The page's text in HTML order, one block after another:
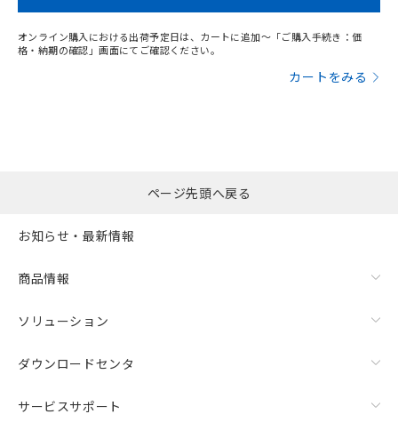
オンライン購入における出荷予定日は、カートに追加～「ご購入手続き：価
格・納期の確認」画面にてご確認ください。
カートをみる
ページ先頭へ戻る
お知らせ・最新情報
商品情報
ソリューション
ダウンロードセンタ
サービスサポート